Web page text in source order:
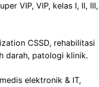
VIP, VIP, kelas I, II, III,
CSSD, rehabilitasi
darah, patologi klinik.
elektronik & IT,